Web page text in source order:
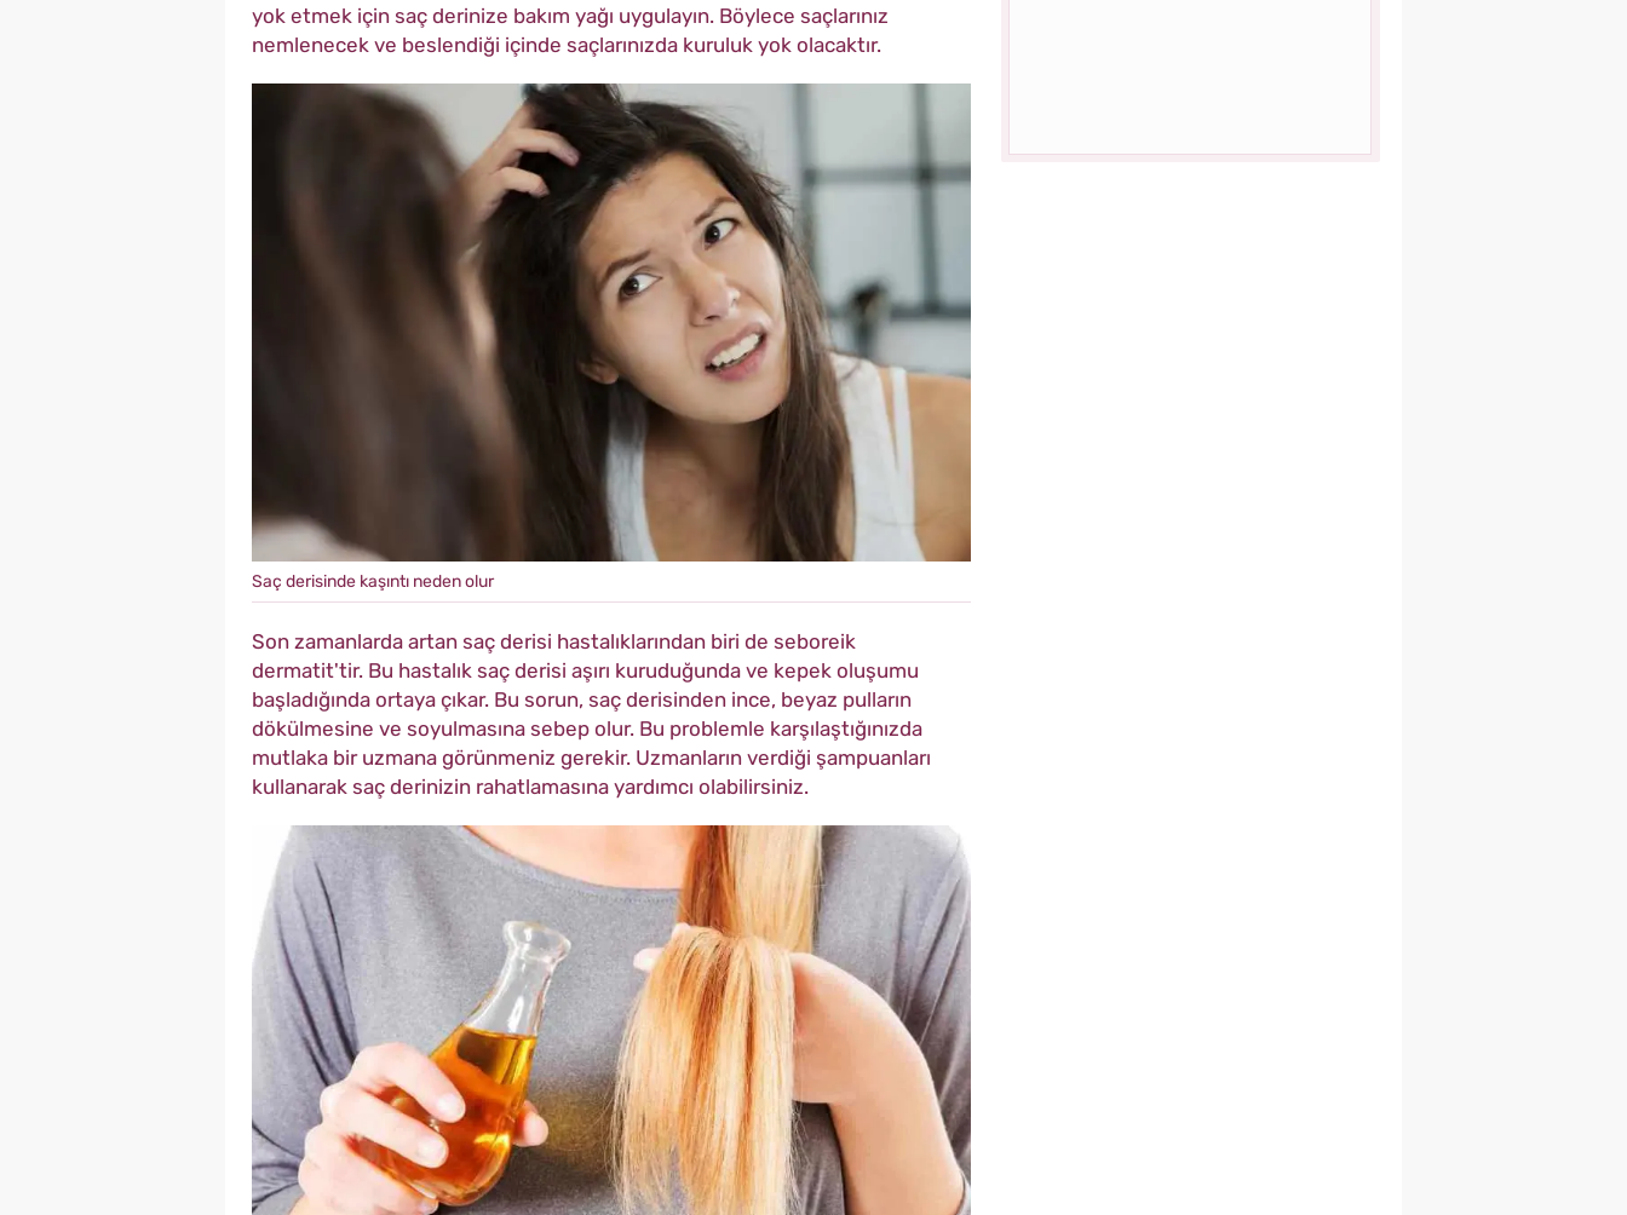
yok etmek için saç derinize bakım yağı uygulayın. Böylece saçlarınız
nemlenecek ve beslendiği içinde saçlarınızda kuruluk yok olacaktır.
Saç derisinde kaşıntı neden olur
Son zamanlarda artan saç derisi hastalıklarından biri de seboreik
dermatit'tir. Bu hastalık saç derisi aşırı kuruduğunda ve kepek oluşumu
başladığında ortaya çıkar. Bu sorun, saç derisinden ince, beyaz pulların
dökülmesine ve soyulmasına sebep olur. Bu problemle karşılaştığınızda
mutlaka bir uzmana görünmeniz gerekir. Uzmanların verdiği şampuanları
kullanarak saç derinizin rahatlamasına yardımcı olabilirsiniz.